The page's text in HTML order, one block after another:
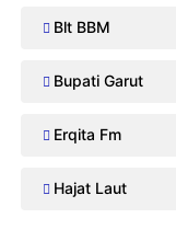
Blt BBM
Bupati Garut
Erqita Fm
Hajat Laut